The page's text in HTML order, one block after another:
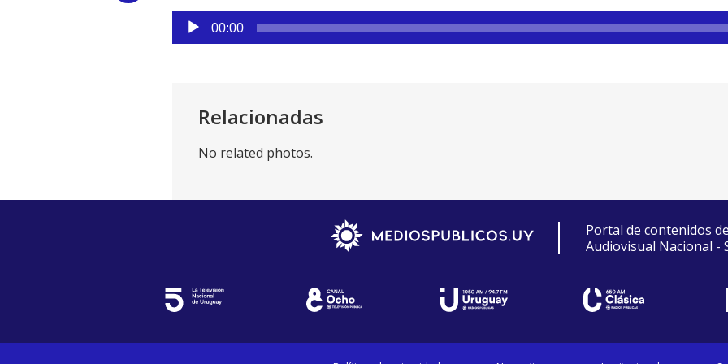
Reproductor
de
00:00
Relacionadas
No related photos.
Portal de contenidos
Audiovisual Nacional -